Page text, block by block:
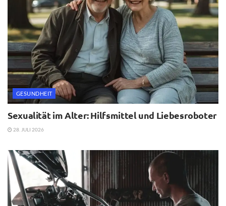
GESUNDHEIT
Sexualität im Alter: Hilfsmittel und Liebesroboter
28. JULI 2026